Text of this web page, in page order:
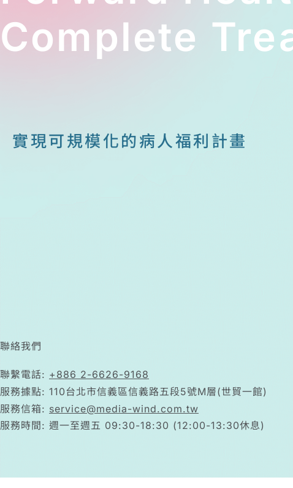
Complete
實現可規模化的病人福利計畫
聯絡我們
聯繫電話: +886 2-6626-9168
服務據點: 110台北市信義區信義路五段5號M層(世貿一館)
服務信箱: service@media-wind.com.tw
服務時間: 週一至週五 09:30-18:30 (12:00-13:30休息)